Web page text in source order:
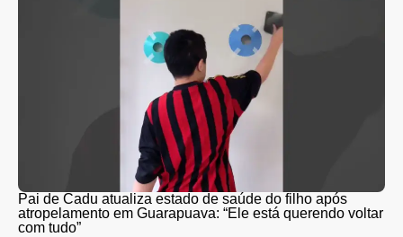
Pai de Cadu atualiza estado de saúde do filho após
atropelamento em Guarapuava: “Ele está querendo voltar
com tudo”